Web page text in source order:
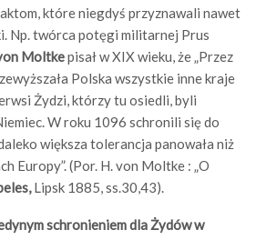
które niegdyś przyznawali nawet
Np. twórca potęgi militarnej Prus
Moltkepisał w XIX wieku, że „Przez
Polska wszystkie inne kraje
Żydzi, którzy tu osiedli, byli
W roku 1096 schronili się do
większa tolerancja panowała niż
Europy”. (Por. H. von Moltke : „O
Lipsk 1885, ss.30,43).
schronieniem dla Żydów w